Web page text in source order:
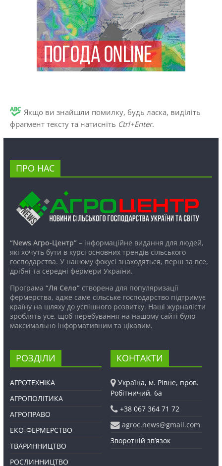
Якщо ви знайшли помилку, будь ласка, виділіть
фрагмент тексту та натисніть Ctrl+Enter.
ПРО НАС
“News Агро-Центр”– інформаційне видання для людей,
які хочуть бути в курсі основних трендів сільського
господарства. У нашому фокусі знаходяться, перш за все,
дрібні та середні фермери України.
Програма “Ля Село”створена для популяризації
фермерства, адже саме сільське господарство підтримує
країну на шляху до успішного розвитку. Наші журналісти
зроблять усе, щоб перебування на нашому сайті було
максимально інформативним та цікавим.
РОЗДІЛИ
АГРОТЕХНІКА
АГРОПОЛІТИКА
АГРОПРАВО
ЕКО-ФЕРМЕРСТВО
ТВАРИННИЦТВО
РОСЛИННИЦТВО
КОНТАКТИ
Україна, м. Рівне, пров.
Робітничий, 6а
+38 067 364 71 72
agroc.news@gmail.com
Зворотній зв’язок